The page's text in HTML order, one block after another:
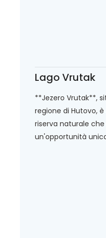
Lago Vrutak
**Jezero Vrutak**,
regione di Hutovo,
riserva naturale
un'opportunità